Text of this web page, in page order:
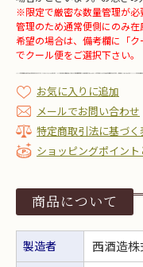
※限定で厳密な数量管理が
管理のため通常便側にのみ
希望の場合は、備考欄に「
でクール便をご選択下さい。
お気に入りに追加
メールでお問い合わせ
特定商取引法に基づく
ショッピングポイント
商品について
製造者 西酒造